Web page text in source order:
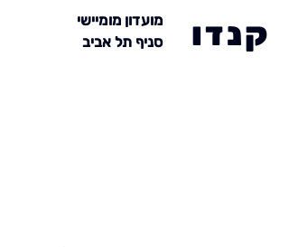
מועדון מומיישי
סניף תל אביב
קנדו